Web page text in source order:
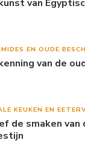
van
EN OUDE
van de
KEUKEN EN
de smaken van